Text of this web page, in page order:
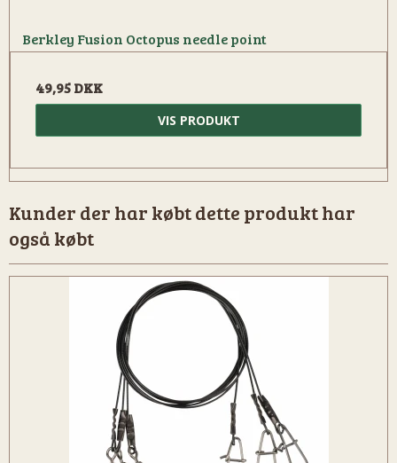
Berkley Fusion Octopus needle point
49,95 DKK
VIS PRODUKT
Kunder der har købt dette produkt har
også købt